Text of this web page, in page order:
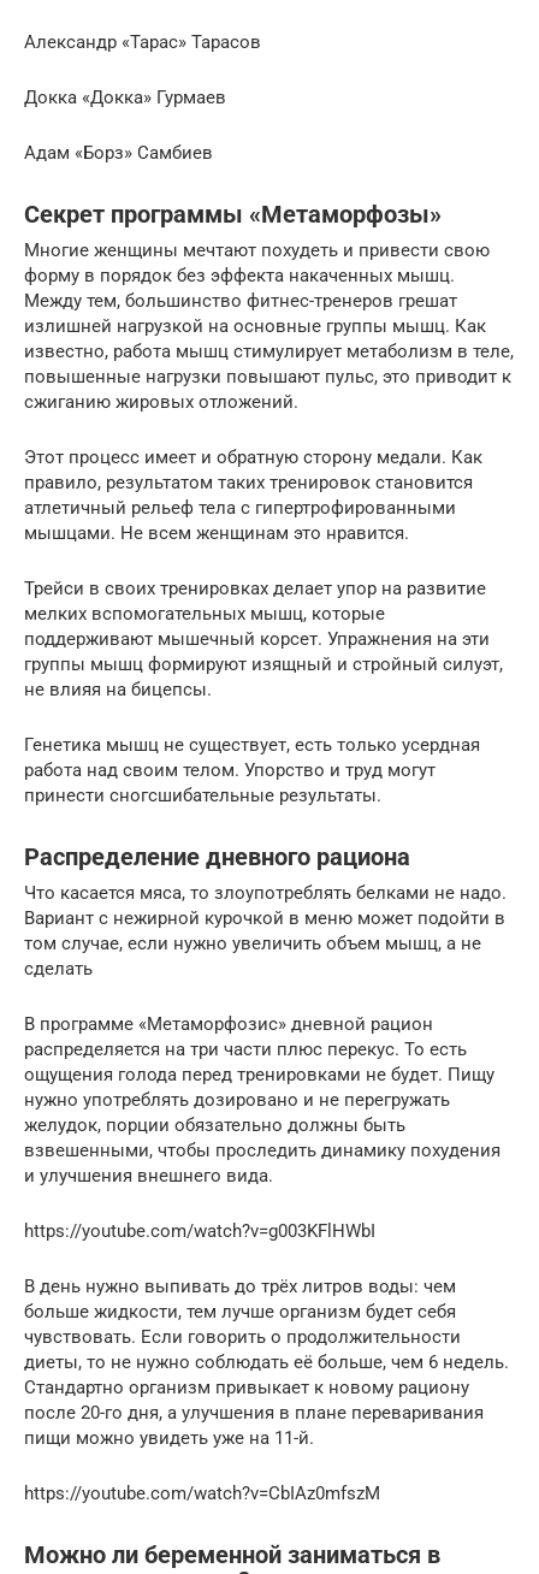
Александр «Тарас» Тарасов
Докка «Докка» Гурмаев
Адам «Борз» Самбиев
Секрет программы «Метаморфозы»
Многие женщины мечтают похудеть и привести свою
форму в порядок без эффекта накаченных мышц.
Между тем, большинство фитнес-тренеров грешат
излишней нагрузкой на основные группы мышц. Как
известно, работа мышц стимулирует метаболизм в теле,
повышенные нагрузки повышают пульс, это приводит к
сжиганию жировых отложений.
Этот процесс имеет и обратную сторону медали. Как
правило, результатом таких тренировок становится
атлетичный рельеф тела с гипертрофированными
мышцами. Не всем женщинам это нравится.
Трейси в своих тренировках делает упор на развитие
мелких вспомогательных мышц, которые
поддерживают мышечный корсет. Упражнения на эти
группы мышц формируют изящный и стройный силуэт,
не влияя на бицепсы.
Генетика мышц не существует, есть только усердная
работа над своим телом. Упорство и труд могут
принести сногсшибательные результаты.
Распределение дневного рациона
Что касается мяса, то злоупотреблять белками не надо.
Вариант с нежирной курочкой в меню может подойти в
том случае, если нужно увеличить объем мышц, а не
сделать
В программе «Метаморфозис» дневной рацион
распределяется на три части плюс перекус. То есть
ощущения голода перед тренировками не будет. Пищу
нужно употреблять дозировано и не перегружать
желудок, порции обязательно должны быть
взвешенными, чтобы проследить динамику похудения
и улучшения внешнего вида.
https://youtube.com/watch?v=g003KFlHWbI
В день нужно выпивать до трёх литров воды: чем
больше жидкости, тем лучше организм будет себя
чувствовать. Если говорить о продолжительности
диеты, то не нужно соблюдать её больше, чем 6 недель.
Стандартно организм привыкает к новому рациону
после 20-го дня, а улучшения в плане переваривания
пищи можно увидеть уже на 11-й.
https://youtube.com/watch?v=CbIAz0mfszM
Можно ли беременной заниматься в